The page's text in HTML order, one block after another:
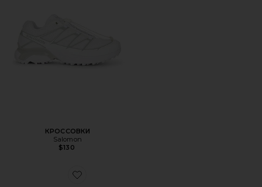
КРОССОВКИ
Salomon
$130
Favorite КРОССОВКИ